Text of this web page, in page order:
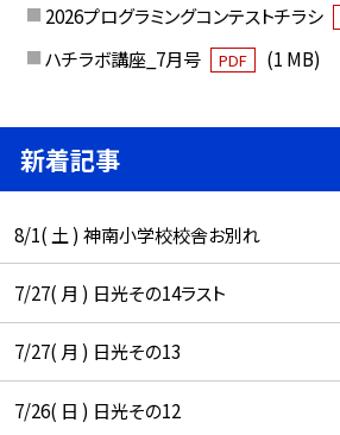
2026プログラミングコンテストチラシ
ハチラボ講座_7月号
PDF (1 MB)
新着記事
8/1( 土 ) 神南小学校校舎お別れ
7/27( 月 ) 日光その14ラスト
7/27( 月 ) 日光その13
7/26( 日 ) 日光その12